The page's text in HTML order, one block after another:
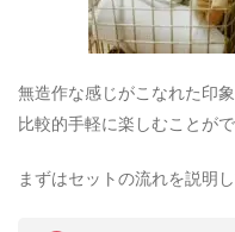
無造作な感じがこなれた印
比較的手軽に楽しむことがで
まずはセットの流れを説明